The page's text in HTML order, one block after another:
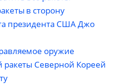
в сторону
президента США Джо
оружие
ракеты Северной Кореей